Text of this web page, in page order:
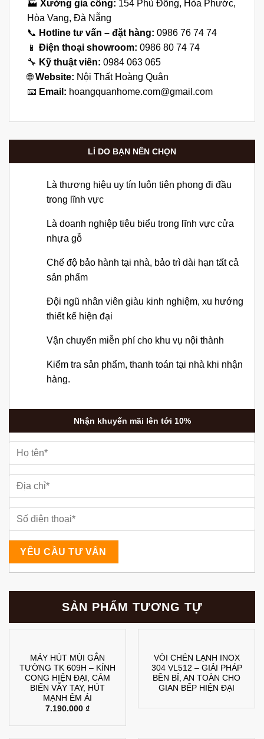
🏭 Xưởng gia công: 154 Phù Đổng, Hòa Phước,
Hòa Vang, Đà Nẵng
📞 Hotline tư vấn – đặt hàng: 0986 76 74 74
📱 Điện thoại showroom: 0986 80 74 74
🔧 Kỹ thuật viên: 0984 063 065
🌐Website: Nội Thất Hoàng Quân
📧 Email: hoangquanhome.com@gmail.com
LÍ DO BẠN NÊN CHỌN
Là thương hiệu uy tín luôn tiên phong đi đầu
trong lĩnh vực
Là doanh nghiệp tiêu biểu trong lĩnh vực cửa
nhựa gỗ
Chế độ bảo hành tại nhà, bảo trì dài hạn tất cả
sản phẩm
Đội ngũ nhân viên giàu kinh nghiệm, xu hướng
thiết kế hiện đại
Vận chuyển miễn phí cho khu vụ nội thành
Kiểm tra sản phẩm, thanh toán tại nhà khi nhận
hàng.
Nhận khuyến mãi lên tới 10%
SẢN PHẨM TƯƠNG TỰ
MÁY HÚT MÙI GẮN
TƯỜNG TK 609H – KÍNH
CONG HIỆN ĐẠI, CẢM
BIẾN VẪY TAY, HÚT
MẠNH ÊM ÁI
7.190.000 ₫
VÒI CHÉN LẠNH INOX
304 VL512 – GIẢI PHÁP
BỀN BỈ, AN TOÀN CHO
GIAN BẾP HIỆN ĐẠI